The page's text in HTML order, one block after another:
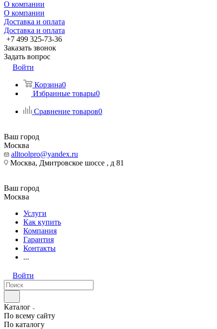
О компании
О компании
Доставка и оплата
Доставка и оплата
+7 499 325-73-36
Заказать звонок
Задать вопрос
Войти
Корзина0
Избранные товары0
Сравнение товаров0
Ваш город
Москва
alltoolpro@yandex.ru
Москва, Дмитровское шоссе , д 81
Ваш город
Москва
Услуги
Как купить
Компания
Гарантия
Контакты
...
Войти
Каталог
По всему сайту
По каталогу